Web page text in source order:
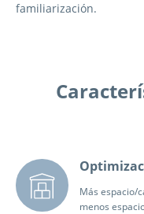
familiarización.
Más espacio/
menos